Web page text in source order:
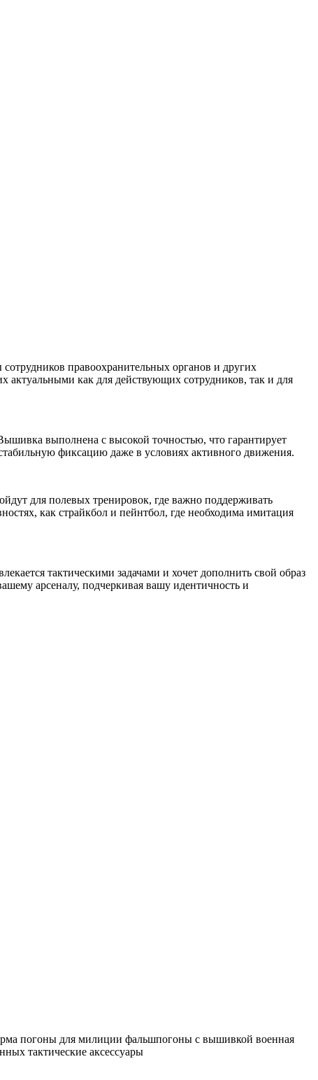
правоохранительных органов и других
актуальными как для действующих сотрудников, так и для
выполнена с высокой точностью, что гарантирует
фиксацию даже в условиях активного движения.
для полевых тренировок, где важно поддерживать
как страйкбол и пейнтбол, где необходима имитация
тактическими задачами и хочет дополнить свой образ
арсеналу, подчеркивая вашу идентичность и
погоны для милиции фальшпогоны с вышивкой военная
тактические аксессуары